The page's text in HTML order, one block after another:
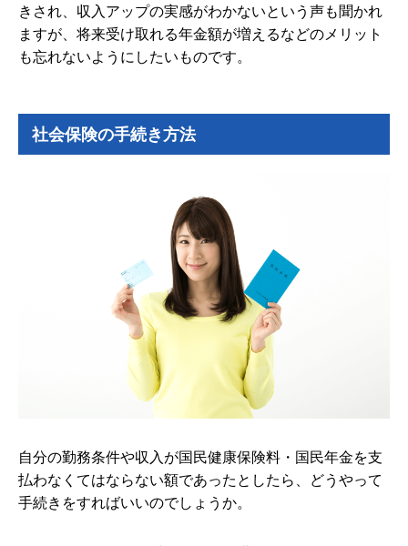
きされ、収入アップの実感がわかないという声も聞かれ
ますが、将来受け取れる年金額が増えるなどのメリット
も忘れないようにしたいものです。
社会保険の手続き方法
自分の勤務条件や収入が国民健康保険料・国民年金を支
払わなくてはならない額であったとしたら、どうやって
手続きをすればいいのでしょうか。